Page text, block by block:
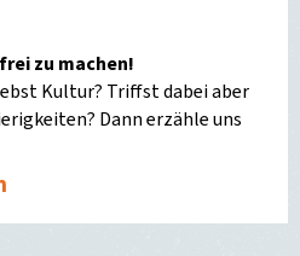
zu machen!
Kultur? Triffst dabei aber
Dann erzähle uns